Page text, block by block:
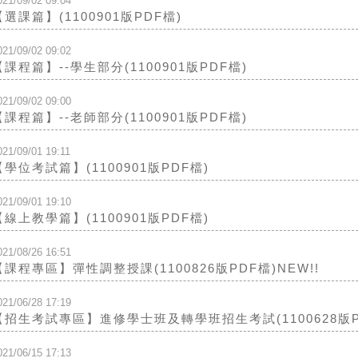
選課篇】(1100901版PDF檔)
09/02 09:02
課程篇】--學生部分(1100901版PDF檔)
09/02 09:00
課程篇】--老師部分(1100901版PDF檔)
09/01 19:11
學位考試篇】(1100901版PDF檔)
09/01 19:10
線上教學篇】(1100901版PDF檔)
08/26 16:51
課程專區】彈性調整授課(1100826版PDF檔)NEW!!
06/28 17:19
招生考試專區】進修學士班及轉學班招生考試(1100628版
06/15 17:13